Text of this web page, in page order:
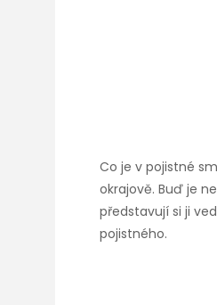
Co je v pojistné
okrajově. Buď je
představují si ji
pojistného.